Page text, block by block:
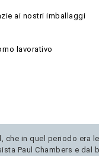
ai nostri imballaggi
lavorativo
in quel periodo era
Paul Chambers e dal